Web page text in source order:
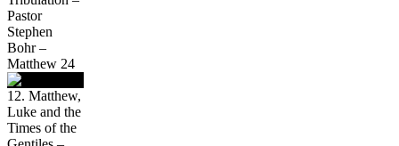
Pastor
Stephen
Bohr –
Matthew 24
12. Matthew,
Luke and the
Times of the